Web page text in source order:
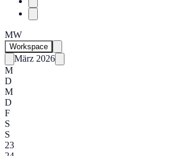
MW
Workspace
März 2026
M
D
M
D
F
S
S
23